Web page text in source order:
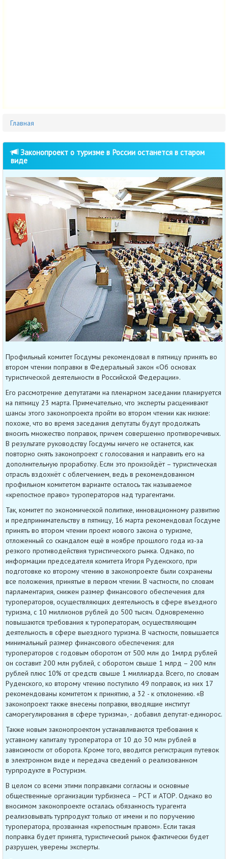
Главная
Законопроект о туризме в России останется в старом
виде
Профильный комитет Госдумы рекомендовал в пятницу принять во
втором чтении поправки в Федеральный закон «Об основах
туристической деятельности в Российской Федерации».
Его рассмотрение депутатами на пленарном заседании планируется
на пятницу 23 марта. Примечательно, что эксперты расценивают
шансы этого законопроекта пройти во втором чтении как низкие:
похоже, что во время заседания депутаты будут продолжать
вносить множество поправок, причем совершенно противоречивых.
В результате руководству Госдумы ничего не останется, как
повторно снять законопроект с голосования и направить его на
дополнительную проработку. Если это произойдёт – туристическая
отрасль вздохнёт с облегчением, ведь в рекомендованном
профильном комитетом варианте осталось так называемое
«крепостное право» туроператоров над турагентами.
Так, комитет по экономической политике, инновационному развитию
и предпринимательству в пятницу, 16 марта рекомендовал Госдуме
принять во втором чтении проект нового закона о туризме,
отложенный со скандалом ещё в ноябре прошлого года из-за
резкого противодействия туристического рынка. Однако, по
информации председателя комитета Игоря Руденского, при
подготовке ко второму чтению в законопроекте были сохранены
все положения, принятые в первом чтении. В частности, по словам
парламентария, снижен размер финансового обеспечения для
туроператоров, осуществляющих деятельность в сфере въездного
туризма, с 10 миллионов рублей до 500 тысяч. Одновременно
повышаются требования к туроператорам, осуществляющим
деятельность в сфере выездного туризма. В частности, повышается
минимальный размер финансового обеспечения: для
туроператоров с годовым оборотом от 500 млн до 1млрд рублей
он составит 200 млн рублей, с оборотом свыше 1 млрд – 200 млн
рублей плюс 10% от средств свыше 1 миллиарда. Всего, по словам
Руденского, ко второму чтению поступило 49 поправок, из них 17
рекомендованы комитетом к принятию, а 32 - к отклонению. «В
законопроект также внесены поправки, вводящие институт
саморегулирования в сфере туризма», - добавил депутат-единорос.
Также новым законопроектом устанавливаются требования к
уставному капиталу туроператора от 10 до 30 млн рублей в
зависимости от оборота. Кроме того, вводится регистрация путевок
в электронном виде и передача сведений о реализованном
турпродукте в Ростуризм.
В целом со всеми этими поправками согласны и основные
общественные организации турбизнеса – РСТ и АТОР. Однако во
вносимом законопроекте осталась обязанность турагента
реализовывать турпродукт только от имени и по поручению
туроператора, прозванная «крепостным правом». Если такая
поправка будет принята, туристический рынок фактически будет
разрушен, уверены эксперты.